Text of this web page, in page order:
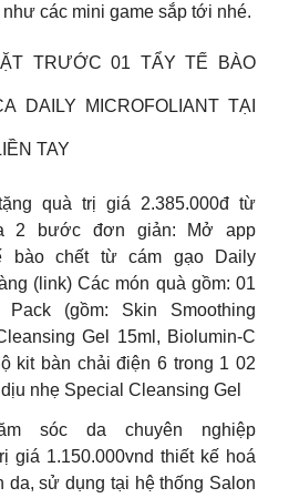
các mini game sắp tới nhé.
TRƯỚC 01 TẨY TẾ BÀO
DAILY MICROFOLIANT TẠI
TAY
quà trị giá 2.385.000đ từ
2 bước đơn giản: Mở app
bào chết từ cám gạo Daily
(link) Các món quà gồm: 01
Pack (gồm: Skin Smoothing
Gel 15ml, Biolumin-C
kit bàn chải điện 6 trong 1 02
nhẹ Special Cleansing Gel
sóc da chuyên nghiệp
giá 1.150.000vnd thiết kế hoá
da, sử dụng tại hệ thống Salon